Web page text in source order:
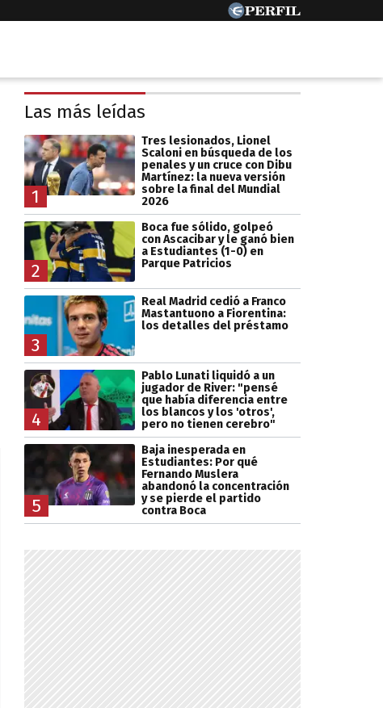
Las más leídas
1
Tres lesionados, Lionel
Scaloni en búsqueda de los
penales y un cruce con Dibu
Martínez: la nueva versión
sobre la final del Mundial
2026
2
Boca fue sólido, golpeó
con Ascacibar y le ganó bien
a Estudiantes (1-0) en
Parque Patricios
3
Real Madrid cedió a Franco
Mastantuono a Fiorentina:
los detalles del préstamo
4
Pablo Lunati liquidó a un
jugador de River: "pensé
que había diferencia entre
los blancos y los 'otros',
pero no tienen cerebro"
5
Baja inesperada en
Estudiantes: Por qué
Fernando Muslera
abandonó la concentración
y se pierde el partido
contra Boca